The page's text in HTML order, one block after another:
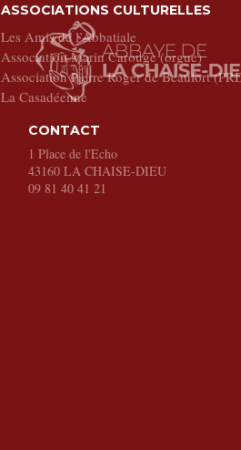
ASSOCIATIONS CULTURELLES
Les Amis de l’Abbatiale
Association Marin Carouge (orgue)
Association Pierre Roger de Beaufort
La Casadéenne
CONTACT
1 Place de l'Echo
43160 LA CHAISE-DIEU
09 81 40 41 21